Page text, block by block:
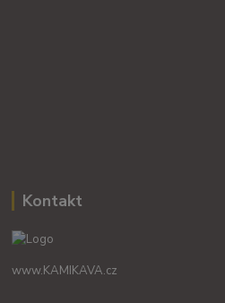
Kontakt
www.KAMIKAVA.cz